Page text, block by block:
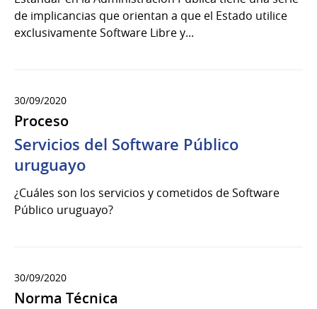
de implicancias que orientan a que el Estado utilice
exclusivamente Software Libre y...
30/09/2020
Proceso
Servicios del Software Público
uruguayo
¿Cuáles son los servicios y cometidos de Software
Público uruguayo?
30/09/2020
Norma Técnica